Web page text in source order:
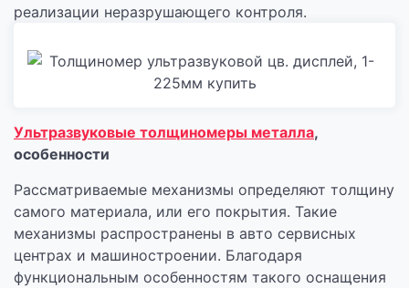
реализации неразрушающего контроля.
Ультразвуковые толщиномеры металла,
особенности
Рассматриваемые механизмы определяют толщину
самого материала, или его покрытия. Такие
механизмы распространены в авто сервисных
центрах и машиностроении. Благодаря
функциональным особенностям такого оснащения